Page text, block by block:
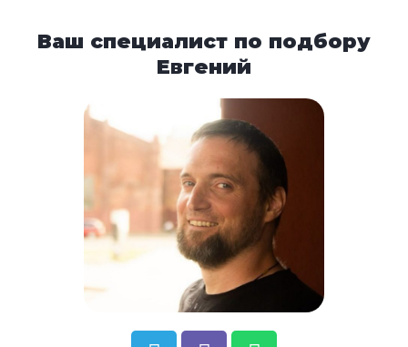
Ваш специалист по подбору
Евгений